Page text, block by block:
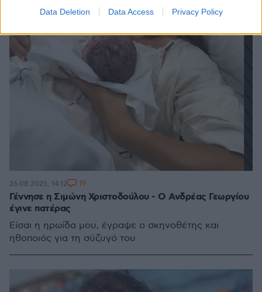
Data Deletion Data Access Privacy Policy
Γέννησε η Σιμώνη Χριστοδούλου - Ο Ανδρέας Γεωργίου
έγινε πατέρας
Είσαι η ηρωίδα μου, έγραψε ο σκηνοθέτης και
ηθοποιός για τη σύζυγό του
26.08.2025, 14:12 19